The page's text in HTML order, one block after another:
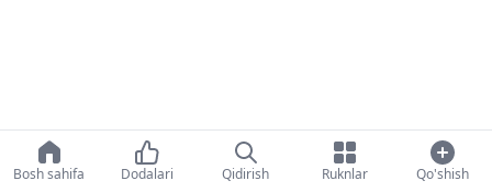
Bosh sahifa Dodalari Qidirish Ruknlar Qo'shish